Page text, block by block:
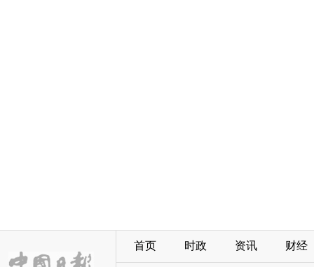
首页 时政 资讯 财经